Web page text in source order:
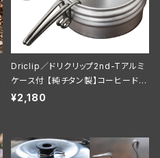
Driclip／ドリクリップ2nd-Tアルミ
ケース付 【純チタン製】コーヒードリ
ップ 注ぎ口
¥2,180